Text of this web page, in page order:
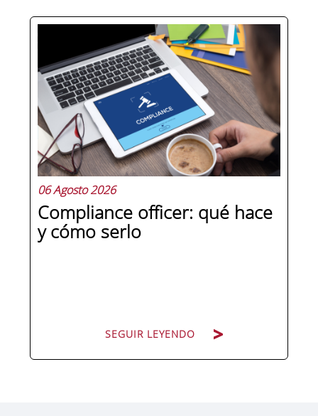
Hay personas que ocupan puestos de
dirección y hay personas que lideran.
La diferencia no está en el cargo ni en
la antigüedad, sino en un conjunto de
competencias que se pueden
aprender, practicar y medir. Si te
preguntas qué separa a un directivo...
06 Agosto 2026
Compliance officer: qué hace
y cómo serlo
SEGUIR LEYENDO